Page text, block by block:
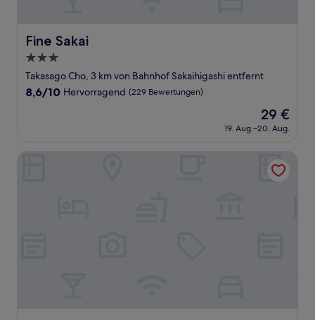
Fine Sakai
Fine Sakai
3.0-
Sterne-
Unterkunft
Takasago Cho, 3 km von Bahnhof Sakaihigashi entfernt
8.6
Bewertungen)
8,6/10 Hervorragend (229 Bewertungen)
Der
Preis
beträgt
29 €
19. Aug.–20. Aug.